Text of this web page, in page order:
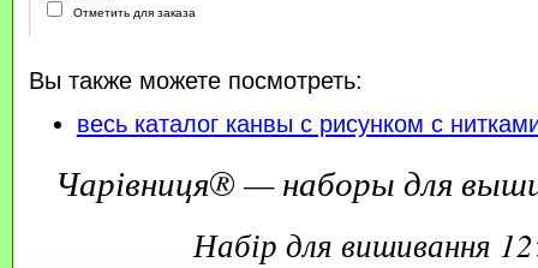
Отметить для заказа
Вы также можете посмотреть:
весь каталог канвы с рисунком с
Чарівниця® — наборы для
набір для вишивання